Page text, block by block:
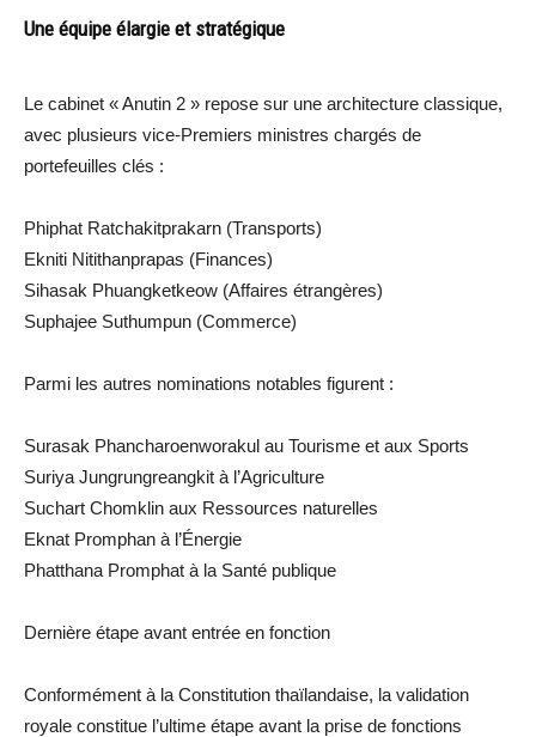
Une équipe élargie et stratégique
Le cabinet « Anutin 2 » repose sur une architecture classique,
avec plusieurs vice-Premiers ministres chargés de
portefeuilles clés :
Phiphat Ratchakitprakarn (Transports)
Ekniti Nitithanprapas (Finances)
Sihasak Phuangketkeow (Affaires étrangères)
Suphajee Suthumpun (Commerce)
Parmi les autres nominations notables figurent :
Surasak Phancharoenworakul au Tourisme et aux Sports
Suriya Jungrungreangkit à l’Agriculture
Suchart Chomklin aux Ressources naturelles
Eknat Promphan à l’Énergie
Phatthana Promphat à la Santé publique
Dernière étape avant entrée en fonction
Conformément à la Constitution thaïlandaise, la validation
royale constitue l’ultime étape avant la prise de fonctions